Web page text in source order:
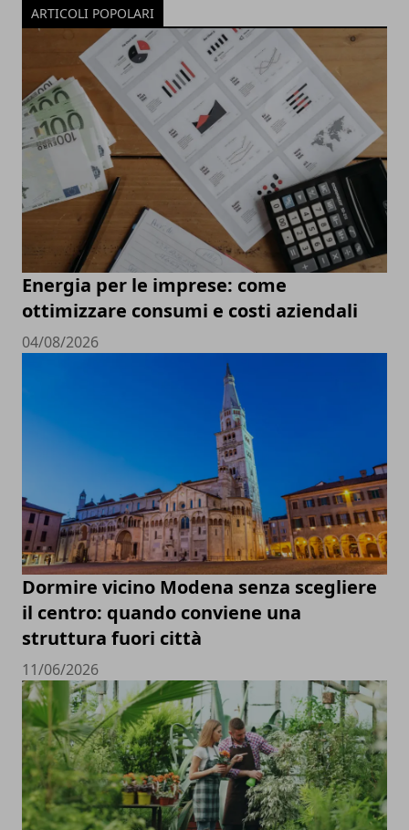
ARTICOLI POPOLARI
Energia per le imprese: come
ottimizzare consumi e costi aziendali
04/08/2026
Dormire vicino Modena senza scegliere
il centro: quando conviene una
struttura fuori città
11/06/2026